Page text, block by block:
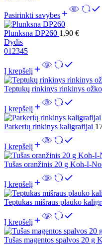
Pasirinkti savybes
Plunksna DP260 1,90 €
Dydis
01 2345
Į krepšelį
Teptukų rinkinys rinkinys
Į krepšelį
Parkerių rinkinys kaligrafijai
Į krepšelį
Tušas oranžinis 20 g Koh-I-
Į krepšelį
Teptukas mišraus plauko
Į krepšelį
Tušas magentos spalvos 20 g